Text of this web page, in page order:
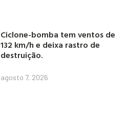
Ciclone-bomba tem ventos de
132 km/h e deixa rastro de
destruição.
agosto 7, 2026